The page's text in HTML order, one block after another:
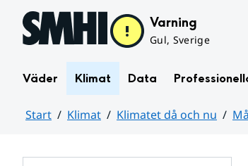
Hoppa till sidans innehåll Varning
Gul, Sverige
Väder Klimat Data
Start Klimat Klimatet då och nu